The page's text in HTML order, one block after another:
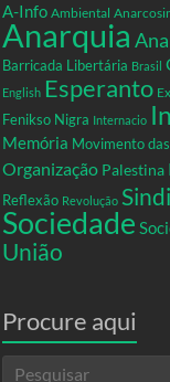
A-Info Ambiental
Anarquia
Barricada Libertária Brasil
English Esperanto
Fenikso Nigra Internacio
Memória Movimento
Organização Palestina
Reflexão Revolução
Sociedade
União
Procure aqui